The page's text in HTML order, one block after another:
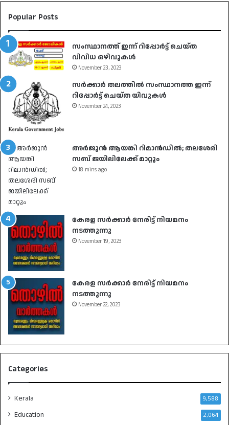
Popular Posts
സംസ്ഥാനത്ത് ഇന്ന് റിപ്പോർട്ട് ചെയ്ത
വിവിധ ഒഴിവുകൾ
November 23, 2023
സർക്കാർ തലത്തിൽ സംസ്ഥാനത്ത ഇന്ന്
റിപ്പോർട്ട് ചെയ്ത യിവുകൾ
November 24, 2023
അർജുൻ ആയങ്കി റിമാൻഡിൽ; തലശേരി
സബ് ജയിലിലേക്ക് മാറ്റും
18 mins ago
കേരള സർക്കാർ നേരിട്ട് നിയമനം
നടത്തുന്നു
November 19, 2023
കേരള സർക്കാർ നേരിട്ട് നിയമനം
നടത്തുന്നു
November 22, 2023
Categories
Kerala 9,588
Education 2,064